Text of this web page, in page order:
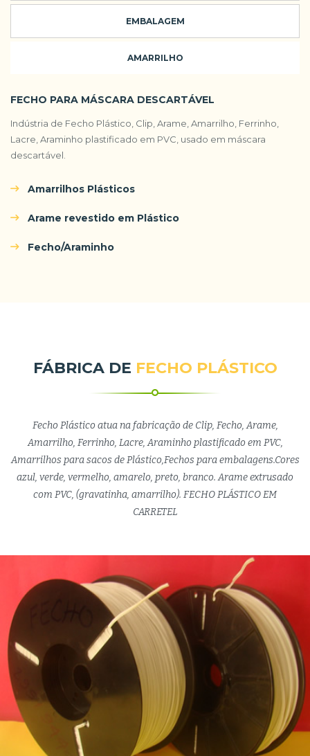
EMBALAGEM
AMARRILHO
FECHO PARA MÁSCARA DESCARTÁVEL
Indústria de Fecho Plástico, Clip, Arame, Amarrilho, Ferrinho,
Lacre, Araminho plastificado em PVC, usado em máscara
descartável.
Amarrilhos Plásticos
Arame revestido em Plástico
Fecho/Araminho
FÁBRICA DE FECHO PLÁSTICO
Fecho Plástico atua na fabricação de Clip, Fecho, Arame,
Amarrilho, Ferrinho, Lacre, Araminho plastificado em PVC,
Amarrilhos para sacos de Plástico,Fechos para embalagens.Cores
azul, verde, vermelho, amarelo, preto, branco. Arame extrusado
com PVC, (gravatinha, amarrilho). FECHO PLÁSTICO EM
CARRETEL